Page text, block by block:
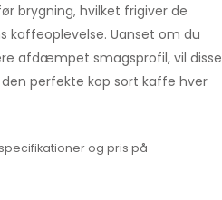
brygning, hvilket frigiver de
kaffeoplevelse. Uanset om du
afdæmpet smagsprofil, vil disse
perfekte kop sort kaffe hver
og pris på